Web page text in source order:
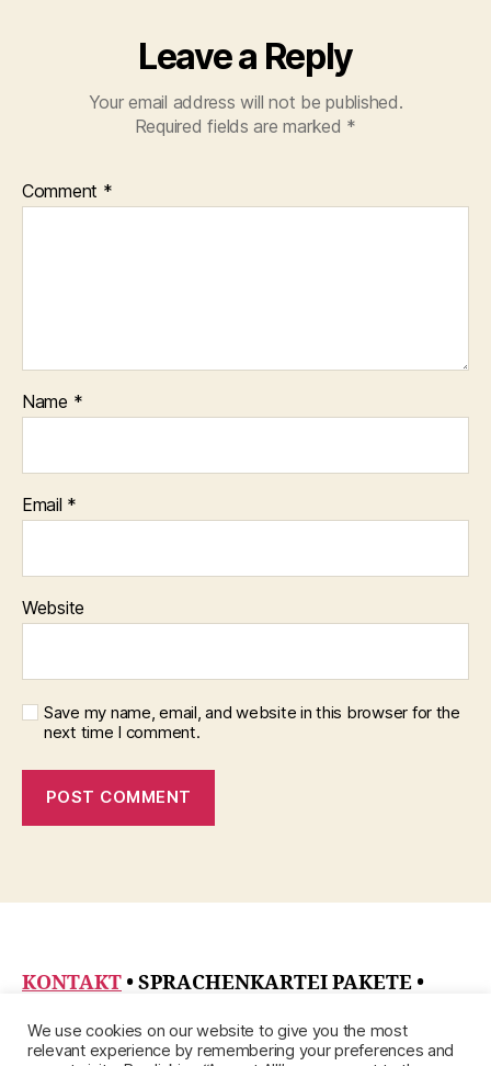
Leave a Reply
Your email address will not be published.
Required fields are marked *
Comment *
Name *
Email *
Website
Save my name, email, and website in this browser for the
next time I comment.
KONTAKT • SPRACHENKARTEI PAKETE •
IMPRESSUM
We use cookies on our website to give you the most
relevant experience by remembering your preferences and